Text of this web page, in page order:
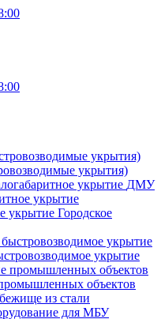
укрытия)
ДМУ
укрытие
Городское
укрытие
объектов
из стали